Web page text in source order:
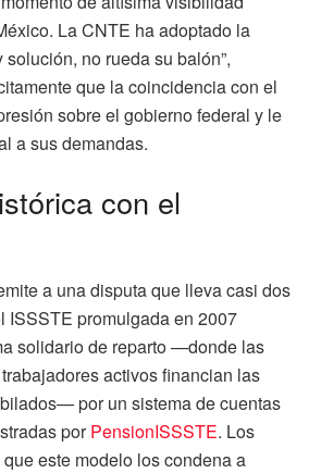
La CNTE ha adoptado la
no rueda su balón”,
que la coincidencia con el
sobre el gobierno federal y le
a sus demandas.
con el
a una disputa que lleva casi dos
ISSSTE promulgada en 2007
solidario de reparto —donde las
activos financian las
por un sistema de cuentas
porPensionISSSTE. Los
este modelo los condena a